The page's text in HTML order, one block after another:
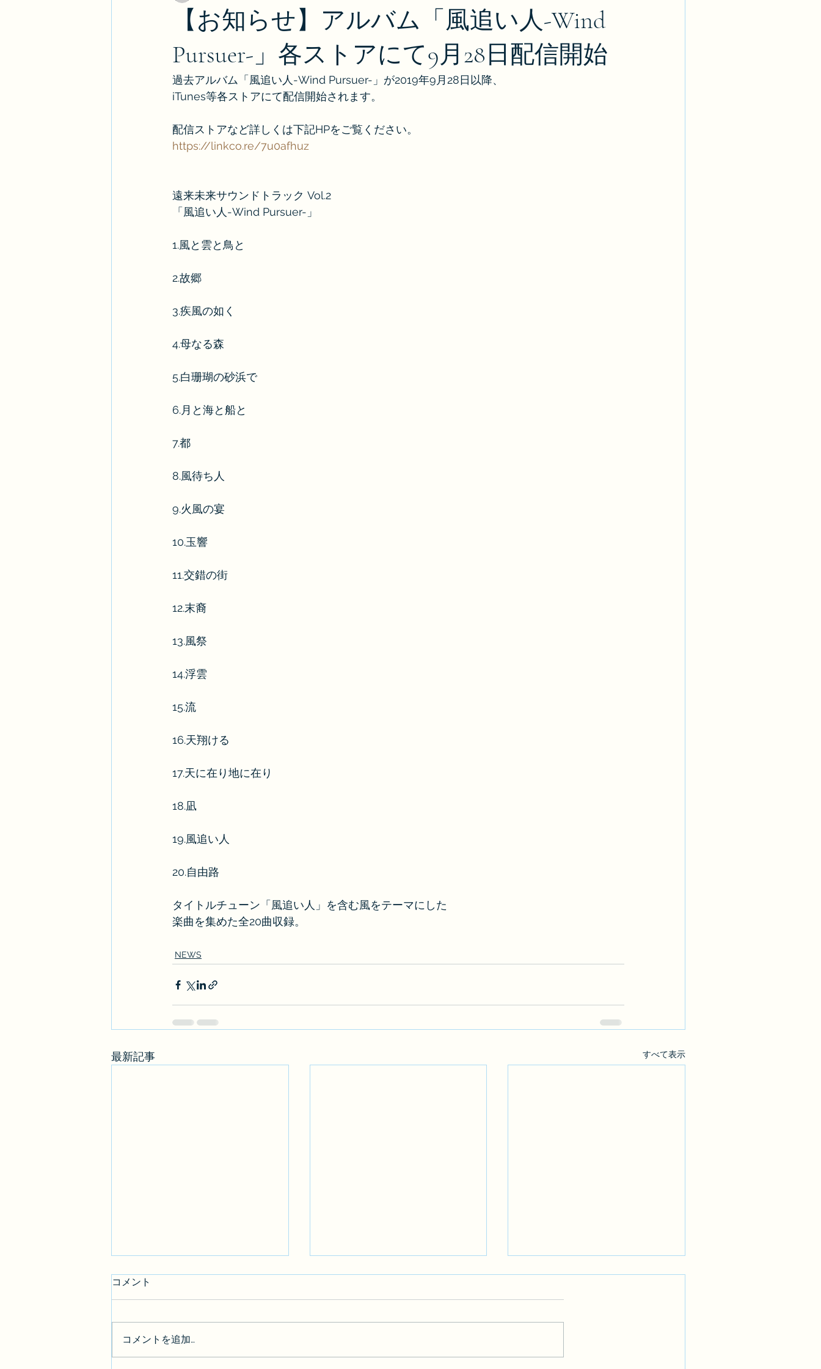
【お知らせ】アルバム「風追い人-Wind
Pursuer-」各ストアにて9月28日配信開始
過去アルバム「風追い人-Wind Pursuer-」が2019年9月28日以降、
iTunes等各ストアにて配信開始されます。
配信ストアなど詳しくは下記HPをご覧ください。
https://linkco.re/7u0afhuz
遠来未来サウンドトラック Vol.2
「風追い人-Wind Pursuer-」
1.風と雲と鳥と
2.故郷
3.疾風の如く
4.母なる森
5.白珊瑚の砂浜で
6.月と海と船と
7.都
8.風待ち人
9.火風の宴
10.玉響
11.交錯の街
12.末裔
13.風祭
14.浮雲
15.流
16.天翔ける
17.天に在り地に在り
18.凪
19.風追い人
20.自由路
タイトルチューン「風追い人」を含む風をテーマにした
楽曲を集めた全20曲収録。
NEWS
最新記事 すべて表示
コメント
コメントを追加…